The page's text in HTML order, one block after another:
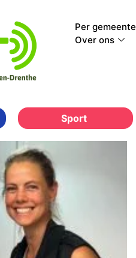
Per gemeente
Over ons
Sport